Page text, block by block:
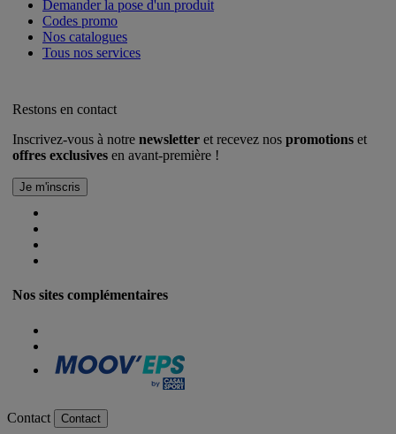
Demander la pose d'un produit
Codes promo
Nos catalogues
Tous nos services
Restons en contact
Inscrivez-vous à notre newsletter et recevez nos promotions et
offres exclusives en avant-première !
Nos sites complémentaires
Contact Contact